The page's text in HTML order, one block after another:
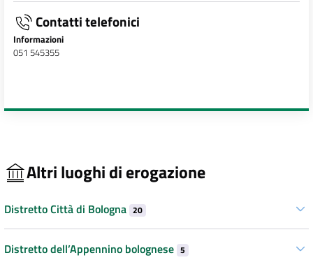
Contatti telefonici
Informazioni
051 545355
Altri luoghi di erogazione
Distretto Città di Bologna 20
Distretto dell’Appennino bolognese 5